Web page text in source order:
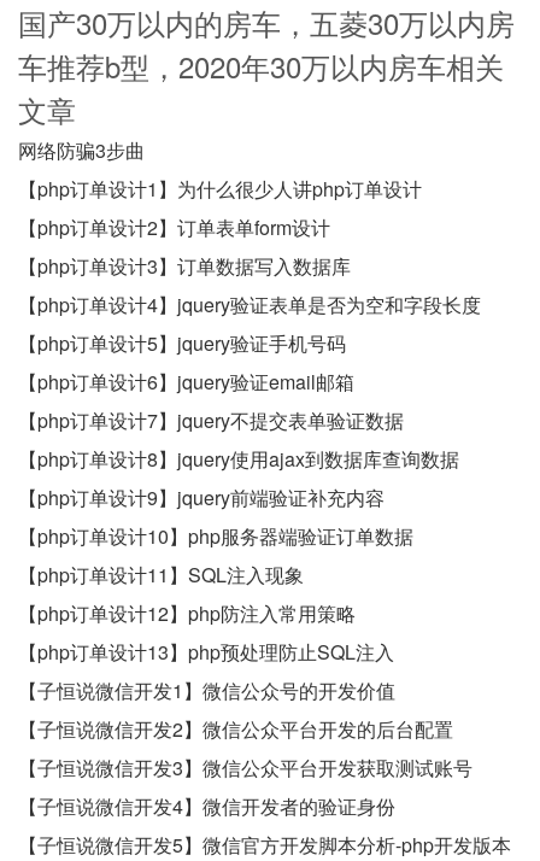
国产30万以内的房车，五菱30万以内房
车推荐b型，2020年30万以内房车相关
文章
网络防骗3步曲
【php订单设计1】为什么很少人讲php订单设计
【php订单设计2】订单表单form设计
【php订单设计3】订单数据写入数据库
【php订单设计4】jquery验证表单是否为空和字段长度
【php订单设计5】jquery验证手机号码
【php订单设计6】jquery验证email邮箱
【php订单设计7】jquery不提交表单验证数据
【php订单设计8】jquery使用ajax到数据库查询数据
【php订单设计9】jquery前端验证补充内容
【php订单设计10】php服务器端验证订单数据
【php订单设计11】SQL注入现象
【php订单设计12】php防注入常用策略
【php订单设计13】php预处理防止SQL注入
【子恒说微信开发1】微信公众号的开发价值
【子恒说微信开发2】微信公众平台开发的后台配置
【子恒说微信开发3】微信公众平台开发获取测试账号
【子恒说微信开发4】微信开发者的验证身份
【子恒说微信开发5】微信官方开发脚本分析-php开发版本